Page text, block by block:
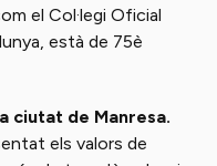
el Col·legi Oficial
està de 75è
ciutat de Manresa.
els valors de